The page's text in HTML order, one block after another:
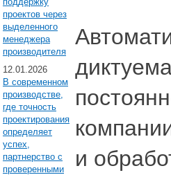
проектов через
выделенного
менеджера
производителя
12.01.2026
В современном
производстве,
где точность
проектирования
определяет
успех,
партнерство с
проверенными
и